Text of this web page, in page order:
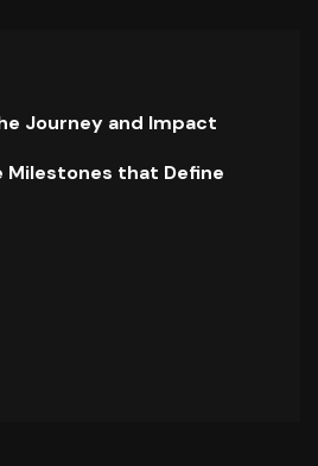
Journey and Impact
Milestones that Define